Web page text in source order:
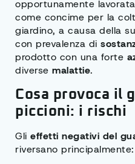
opportunamente
come concime per la
giardino, a causa della
con prevalenza di
prodotto con una forte
diverse malattie.
Cosa provoca il
piccioni: i rischi
Gli effetti negativi del
riversano principalmente: